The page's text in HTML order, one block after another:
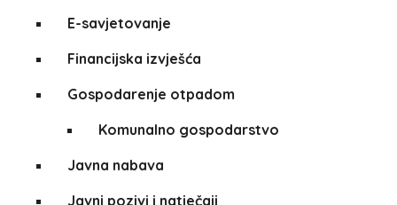
E-savjetovanje
Financijska izvješća
Gospodarenje otpadom
Komunalno gospodarstvo
Javna nabava
Javni pozivi i natječaji